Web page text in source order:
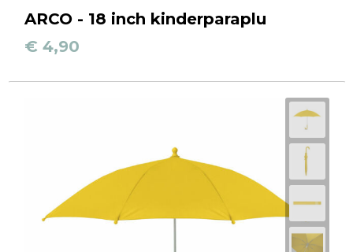
ARCO - 18 inch kinderparaplu
€ 4,90